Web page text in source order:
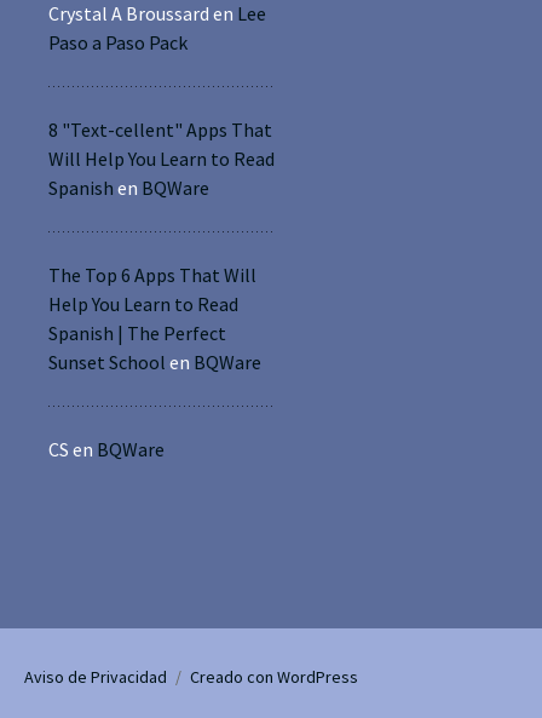
Crystal A Broussard en Lee
Paso a Paso Pack
8 "Text-cellent" Apps That
Will Help You Learn to Read
Spanish en BQWare
The Top 6 Apps That Will
Help You Learn to Read
Spanish | The Perfect
Sunset School en BQWare
CS en BQWare
Aviso de Privacidad Creado con WordPress